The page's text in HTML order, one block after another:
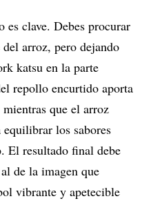
es clave. Debes procurar
arroz, pero dejando
katsu en la parte
repollo encurtido aporta
que el arroz
los sabores
El resultado final debe
de la imagen que
vibrante y apetecible